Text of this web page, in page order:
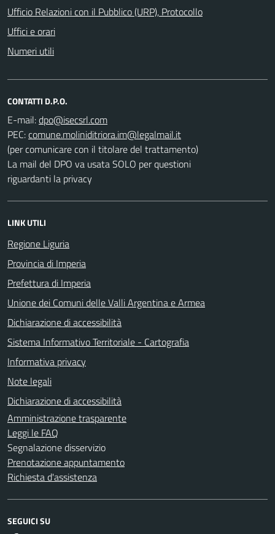
Ufficio Relazioni con il Pubblico (URP), Protocollo
Uffici e orari
Numeri utili
CONTATTI D.P.O.
E-mail:
PEC:
(per comunicare con il titolare del trattamento)
La mail del DPO va usata SOLO per questioni
riguardanti la privacy
LINK UTILI
Regione Liguria
Provincia di Imperia
Prefettura di Imperia
Unione dei Comuni delle Valli Argentina e Armea
Dichiarazione di accessibilità
Sistema Informativo Territoriale - Cartografia
Informativa privacy
Note legali
Dichiarazione di accessibilità
Amministrazione trasparente
Leggi le FAQ
Segnalazione disservizio
Prenotazione appuntamento
Richiesta d'assistenza
SEGUICI SU